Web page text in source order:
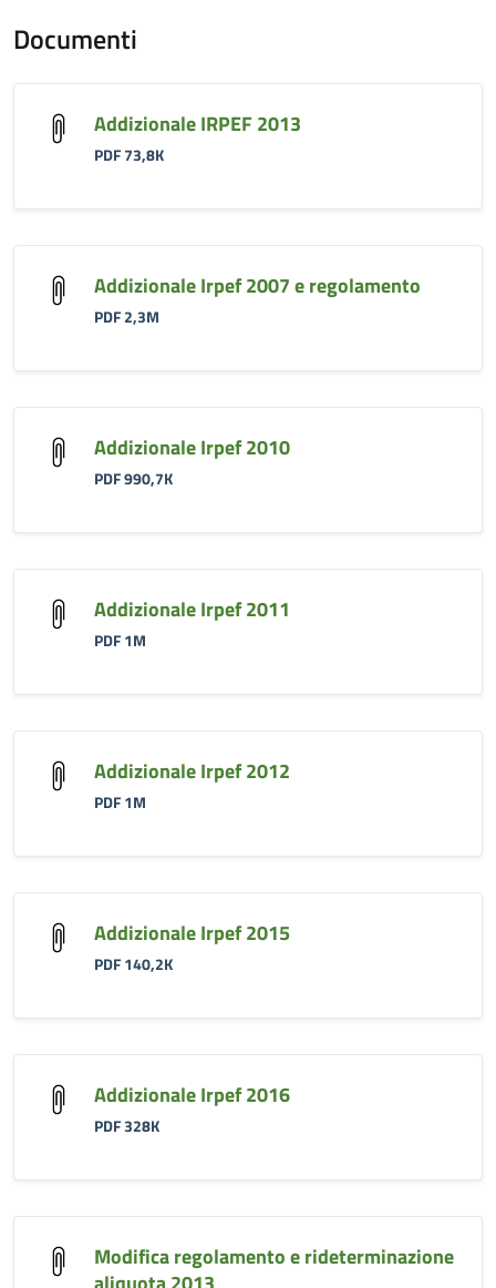
Documenti
Addizionale IRPEF 2013
PDF 73,8K
Addizionale Irpef 2007 e regolamento
PDF 2,3M
Addizionale Irpef 2010
PDF 990,7K
Addizionale Irpef 2011
PDF 1M
Addizionale Irpef 2012
PDF 1M
Addizionale Irpef 2015
PDF 140,2K
Addizionale Irpef 2016
PDF 328K
Modifica regolamento e rideterminazione